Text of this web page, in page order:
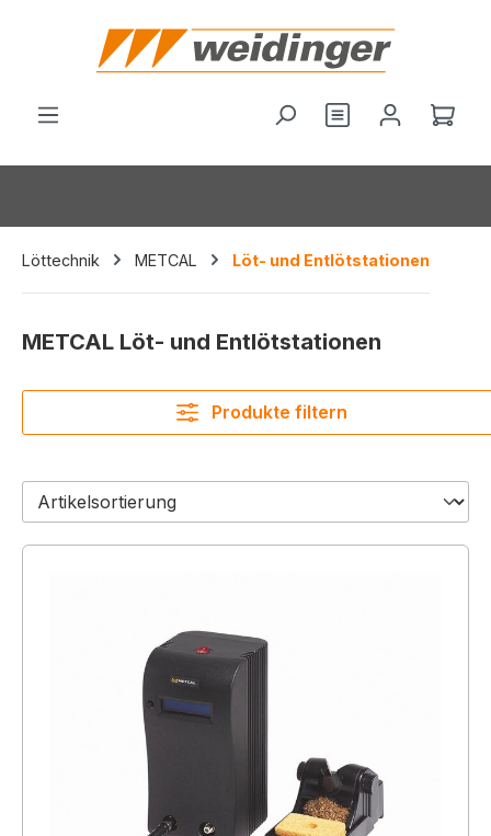
springen
Du hast 0
Löttechnik METCAL Löt- und Entlötstationen
METCAL Löt- und Entlötstationen
Produkte filtern